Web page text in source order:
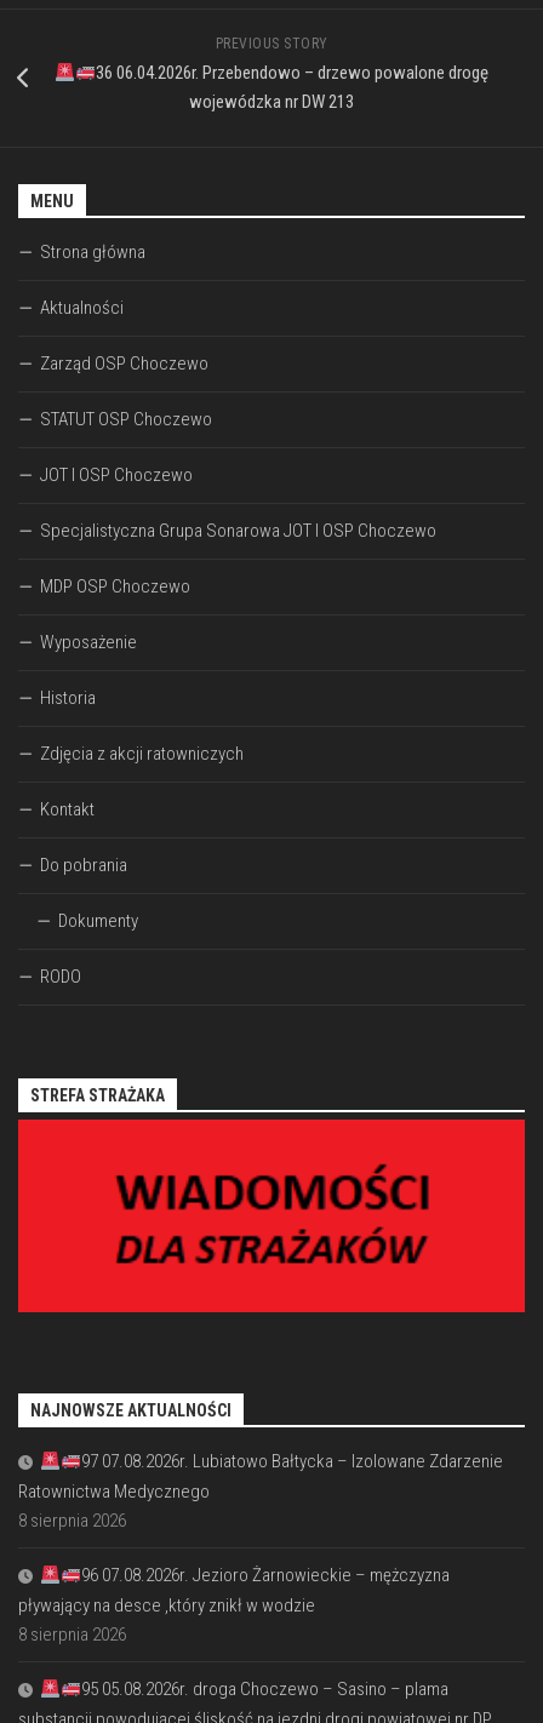
PREVIOUS STORY
36 06.04.2026r. Przebendowo – drzewo powalone drogę
wojewódzka nr DW 213
MENU
Strona główna
Aktualności
Zarząd OSP Choczewo
STATUT OSP Choczewo
JOT I OSP Choczewo
Specjalistyczna Grupa Sonarowa JOT I OSP Choczewo
MDP OSP Choczewo
Wyposażenie
Historia
Zdjęcia z akcji ratowniczych
Kontakt
Do pobrania
Dokumenty
RODO
STREFA STRAŻAKA
NAJNOWSZE AKTUALNOŚCI
97 07.08.2026r. Lubiatowo Bałtycka – Izolowane Zdarzenie
Ratownictwa Medycznego
8 sierpnia 2026
96 07.08.2026r. Jezioro Żarnowieckie – mężczyzna
pływający na desce ,który znikł w wodzie
8 sierpnia 2026
95 05.08.2026r. droga Choczewo – Sasino – plama